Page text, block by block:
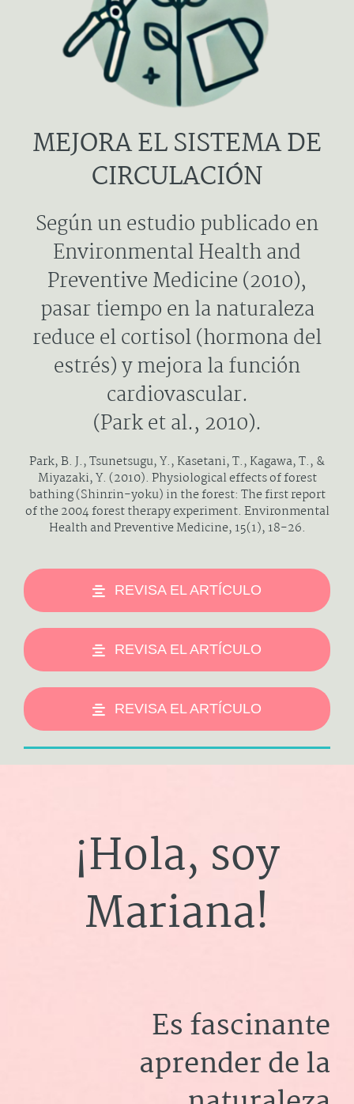
MEJORA EL SISTEMA DE
CIRCULACIÓN
Según un estudio publicado en
Environmental Health and
Preventive Medicine (2010),
pasar tiempo en la naturaleza
reduce el cortisol (hormona del
estrés) y mejora la función
cardiovascular.
(Park et al., 2010).
Park, B. J., Tsunetsugu, Y., Kasetani, T., Kagawa, T., &
Miyazaki, Y. (2010). Physiological effects of forest
bathing (Shinrin-yoku) in the forest: The first report
of the 2004 forest therapy experiment. Environmental
Health and Preventive Medicine, 15(1), 18-26.
REVISA EL ARTÍCULO
REVISA EL ARTÍCULO
REVISA EL ARTÍCULO
¡Hola, soy
Mariana!
Es fascinante
aprender de la